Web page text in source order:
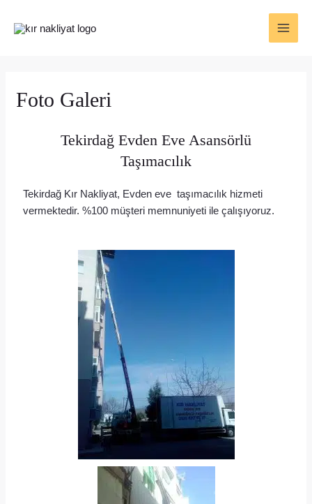
Foto Galeri
Tekirdağ Evden Eve Asansörlü
Taşımacılık
Tekirdağ Kır Nakliyat, Evden eve taşımacılık hizmeti
vermektedir. %100 müşteri memnuniyeti ile çalışıyoruz.